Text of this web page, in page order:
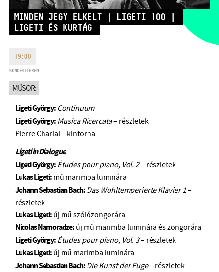
TELEFON
FAX
info@bmc.hu
JEGYPÉNZTÁR
NYITVA TARTÁSA
HÉTFŐ:09:00-18:00
BMC HÁZ
OPUS JAZZ CLUB
BMC RECORDS
ZENEI INFORMÁCIÓS KÖZPONT ÉS KÖNYVTÁR
BMC NEMZETKÖZI CIMBALOMVERSENY 2019
MINDEN JEGY ELKELT | LIGETI 100 |
LIGETI ÉS KURTÁG
19:00
KONCERTTEREM
MŰSOR:
Ligeti György: Continuum
Ligeti György:Musica Ricercata– részletek
Pierre Charial – kintorna
Ligeti in Dialogue
Ligeti György:Études pour piano, Vol. 2– részletek
Lukas Ligeti:mű marimba luminára
Johann Sebastian Bach:Das Wohltemperierte Klavier 1–
részletek
Lukas Ligeti:új mű szólózongorára
Nicolas Namoradze:új mű marimba luminára és zongorára
Ligeti György:Études pour piano, Vol. 3– részletek
Lukas Ligeti:új mű marimba luminára
Johann Sebastian Bach:Die Kunst der Fuge– részletek